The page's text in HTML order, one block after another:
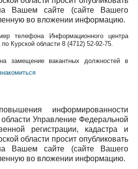
Вашем сайте (сайте Вашего
во вложении информацию.
телефона Информационного центра
Курской области 8 (4712) 52-92-75.
замещение вакантных должностей в
информированности
Управление Федеральной
регистрации, кадастра и
области просит опубликовать
Вашем сайте (сайте Вашего
во вложении информацию.